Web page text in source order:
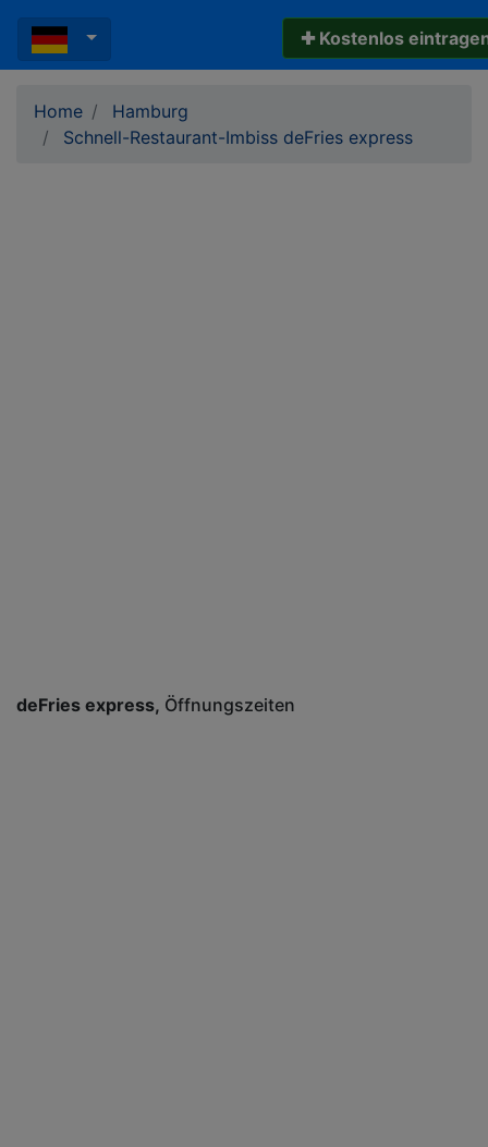
✚ Kostenlos
Home
Hamburg
Schnell-Restaurant-Imbiss deFries express
deFries express Öffnungszeiten